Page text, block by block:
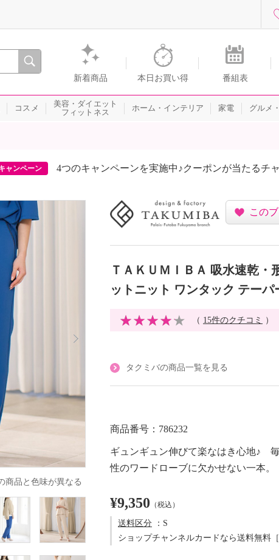
・テレビショッピングのショップチャンネル
新着商品 本日お買い得 番組表
コスメ
美容・ダイエット
フィットネス
ホーム・インテリア 家電 グルメ
ャンペーン 4つのキャンペーンを実施中♪クーポンが当たるチャ
商品と色味が異なる
この
ＴＡＫＵＭＩＢＡ 吸水速乾・
ットニット ワンタック テーパ
（ 15件のクチコミ ）
タクミバの商品一覧を見る
商品番号：786232
ギュンギュン伸びて楽なはき心地♪
性のワードローブに欠かせない一本。
¥9,350 （税込）
送料区分 ：S
ショップチャンネルカードなら送料無料［